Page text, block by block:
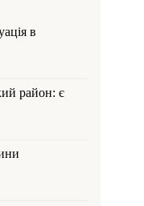
в
район: є